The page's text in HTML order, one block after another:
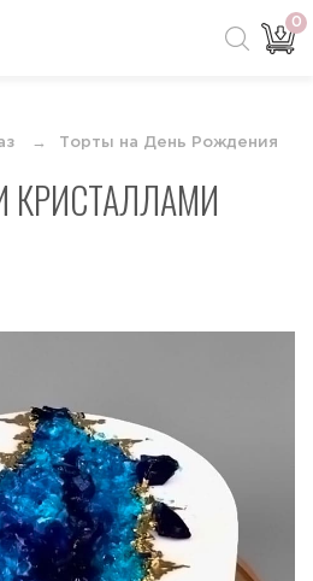
0
Торты на День Рождения
КРИСТАЛЛАМИ